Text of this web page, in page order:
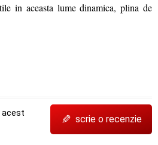
in aceasta lume dinamica, plina de
acest
✎ scrie o recenzie